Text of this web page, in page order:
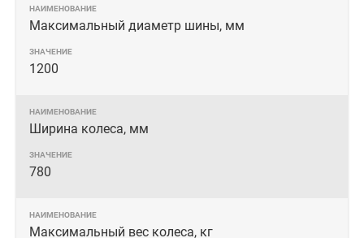
Максимальный диаметр шины, мм
1200
Ширина колеса, мм
780
Максимальный вес колеса, кг